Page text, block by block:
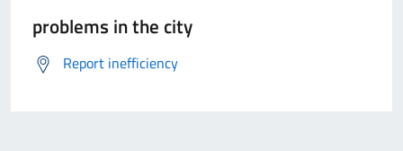
problems in the city
Report inefficiency